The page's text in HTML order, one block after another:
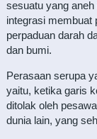
sesuatu yang
integrasi membuat
perpaduan darah
dan bumi.
Perasaan serupa
yaitu, ketika garis
ditolak oleh
dunia lain, yang